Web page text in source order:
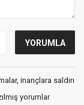
inançlara saldırı
yorumlar